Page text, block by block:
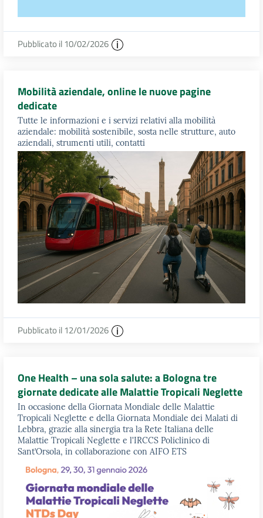
Pubblicato il 10/02/2026
Mobilità aziendale, online le nuove pagine
dedicate
Tutte le informazioni e i servizi relativi alla mobilità
aziendale: mobilità sostenibile, sosta nelle strutture, auto
aziendali, strumenti utili, contatti
Pubblicato il 12/01/2026
One Health – una sola salute: a Bologna tre
giornate dedicate alle Malattie Tropicali Neglette
In occasione della Giornata Mondiale delle Malattie
Tropicali Neglette e della Giornata Mondiale dei Malati di
Lebbra, grazie alla sinergia tra la Rete Italiana delle
Malattie Tropicali Neglette e l'IRCCS Policlinico di
Sant’Orsola, in collaborazione con AIFO ETS